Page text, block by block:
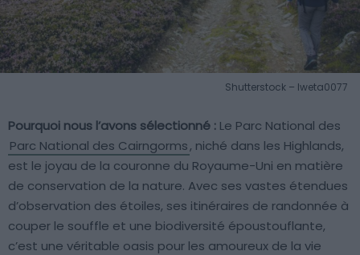
Shutterstock – Iweta0077
Pourquoi nous l’avons sélectionné : Le Parc National des
Parc National des Cairngorms, niché dans les Highlands,
est le joyau de la couronne du Royaume-Uni en matière
de conservation de la nature. Avec ses vastes étendues
d’observation des étoiles, ses itinéraires de randonnée à
couper le souffle et une biodiversité époustouflante,
c’est une véritable oasis pour les amoureux de la vie